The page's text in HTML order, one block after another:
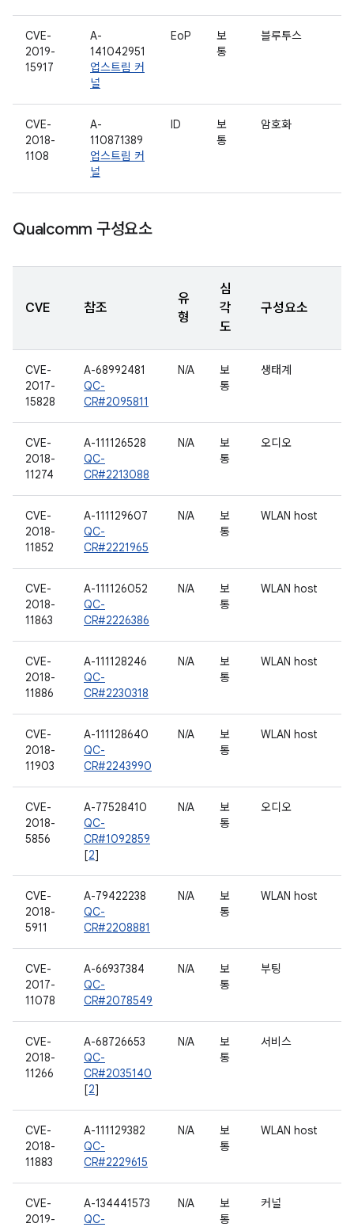
CVE-
2019-
15917
A-
141042951
업스트림 커
널
EoP
보
통
블루투스
CVE-
2018-
1108
A-
110871389
업스트림 커
널
ID
보
통
암호화
Qualcomm 구성요소
CVE 참조
유
형
심
각
도
구성요소
CVE-
2017-
15828
A-68992481
QC-
CR#2095811
N/A
보
통
생태계
CVE-
2018-
11274
A-111126528
QC-
CR#2213088
N/A
보
통
오디오
CVE-
2018-
11852
A-111129607
QC-
CR#2221965
N/A
보
통
WLAN host
CVE-
2018-
11863
A-111126052
QC-
CR#2226386
N/A
보
통
WLAN host
CVE-
2018-
11886
A-111128246
QC-
CR#2230318
N/A
보
통
WLAN host
CVE-
2018-
11903
A-111128640
QC-
CR#2243990
N/A
보
통
WLAN host
CVE-
2018-
5856
A-77528410
QC-
CR#1092859
[2]
N/A
보
통
오디오
CVE-
2018-
5911
A-79422238
QC-
CR#2208881
N/A
보
통
WLAN host
CVE-
2017-
11078
A-66937384
QC-
CR#2078549
N/A
보
통
부팅
CVE-
2018-
11266
A-68726653
QC-
CR#2035140
[2]
N/A
보
통
서비스
CVE-
2018-
11883
A-111129382
QC-
CR#2229615
N/A
보
통
WLAN host
CVE-
2019-
A-134441573
QC-
N/A
보
통
커널